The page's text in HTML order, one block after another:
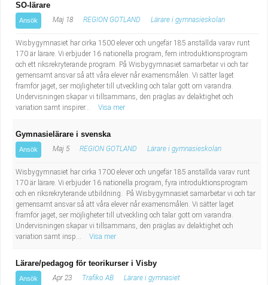
Tekniskt arbete
Transport
Brevbärare
Sjuksköterska, grundutbildad
Kock, storhushåll
Undersköterska, vård- o specialavd. o mottagning
Bibliotekarie
Administrativ assistent
Lärare i gymnasiet
SO-lärare
Ansök Maj 18 REGION GOTLAND Lärare i gymnasieskolan
Wisbygymnasiet har cirka 1500 elever och ungefär 185 anställda varav runt
170 är lärare. Vi erbjuder 16 nationella program, fem introduktionsprogram
och ett riksrekryterande program. På Wisbygymnasiet samarbetar vi och tar
gemensamt ansvar så att våra elever når examensmålen. Vi sätter laget
framför jaget, ser möjligheter till utveckling och talar gott om varandra.
Undervisningen skapar vi tillsammans, den präglas av delaktighet och
variation samt inspirer...
Visa mer
Gymnasielärare i svenska
Ansök Maj 5 REGION GOTLAND Lärare i gymnasieskolan
Wisbygymnasiet har cirka 1700 elever och ungefär 185 anställda varav runt
170 är lärare. Vi erbjuder 16 nationella program, fyra introduktionsprogram
och en riksrekryterande utbildning. På Wisbygymnasiet samarbetar vi och tar
gemensamt ansvar så att våra elever når examensmålen. Vi sätter laget
framför jaget, ser möjligheter till utveckling och talar gott om varandra.
Undervisningen skapar vi tillsammans, den präglas av delaktighet och
variation samt insp...
Visa mer
Lärare/pedagog för teorikurser i Visby
Ansök Apr 23 Trafiko AB Lärare i gymnasiet